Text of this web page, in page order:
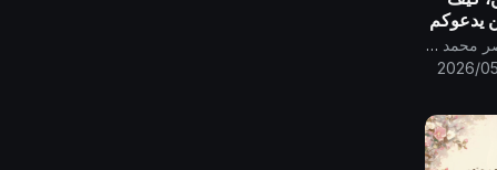
يدعوكم
قناة الامام المهدي ناصر محمد اليماني
2026/